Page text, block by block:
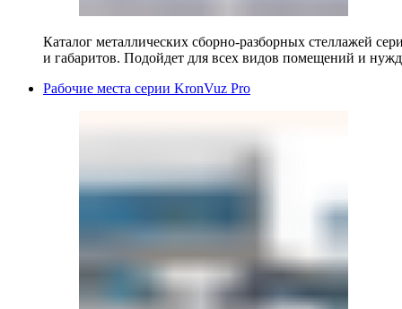
Каталог металлических сборно-разборных стеллажей
и габаритов. Подойдет для всех видов помещений и
Рабочие места серии KronVuz Pro